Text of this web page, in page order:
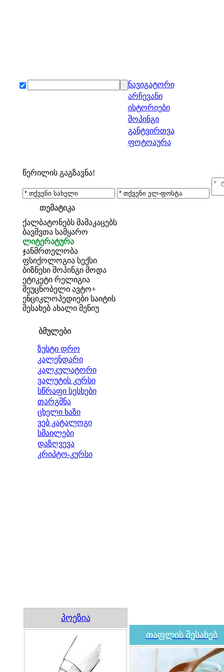
ნავიგატორი
არჩევანი
ისტორიები
შოპინგი
განტვირთვა
ფოტოაურა
წერილის გაგზავნა!
თემატიკა
ქალბატონებს მამაკაცებს
ბავშვთა სამყარო
ლიტერატურა
ჯანმრთელობა
ფსიქოლოგია სექსი
ბიზნესი შოპინგი მოდა
ეტიკეტი რელიგია
შეუცნობელი ავტო+
ენციკლოპედიები საიტის
შესახებ ახალი მენიუ
ბმულები
ზუსტი დრო
კალენდარი
კალკულატორი
ვალუტის კურსი
სწრაფი სესხები
თარგმნა
ცხელი ხაზი
ვებ კატალოგი
სმაილები
დაზღვევა
კრიპტო-კურსი
პოეზია
თაფლის შესახებ